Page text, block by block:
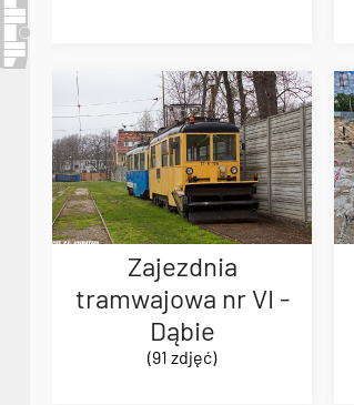
Zajezdnia
tramwajowa nr VI -
Dąbie
(91 zdjęć)